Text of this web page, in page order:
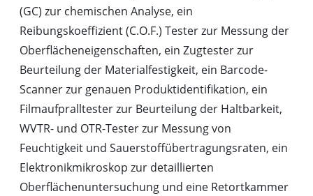
(GC) zur chemischen Analyse, ein
Reibungskoeffizient (C.O.F.) Tester zur Messung der
Oberflächeneigenschaften, ein Zugtester zur
Beurteilung der Materialfestigkeit, ein Barcode-
Scanner zur genauen Produktidentifikation, ein
Filmaufpralltester zur Beurteilung der Haltbarkeit,
WVTR- und OTR-Tester zur Messung von
Feuchtigkeit und Sauerstoffübertragungsraten, ein
Elektronikmikroskop zur detaillierten
Oberflächenuntersuchung und eine Retortkammer